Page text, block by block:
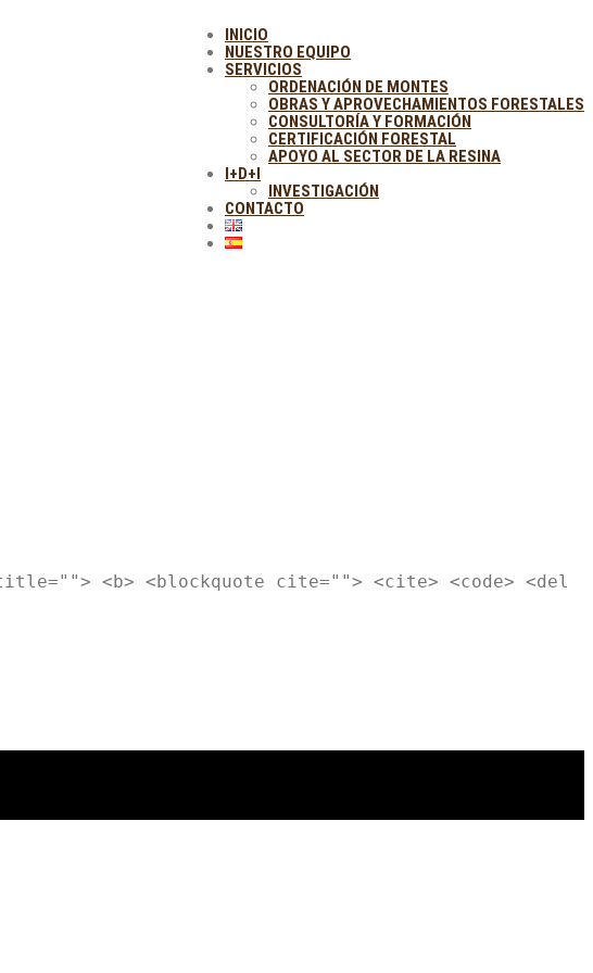
INICIO
NUESTRO EQUIPO
SERVICIOS
ORDENACIÓN DE MONTES
OBRAS Y APROVECHAMIENTOS FORESTALES
CONSULTORÍA Y FORMACIÓN
CERTIFICACIÓN FORESTAL
APOYO AL SECTOR DE LA RESINA
I+D+I
INVESTIGACIÓN
CONTACTO
<b> <blockquote cite=""> <cite> <code> <del